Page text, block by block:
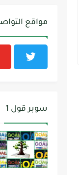
مواقع
سوبر قول 1